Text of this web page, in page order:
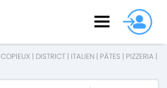
COPIEUX | DISTRICT | ITALIEN | PÂTES | PIZZERIA |